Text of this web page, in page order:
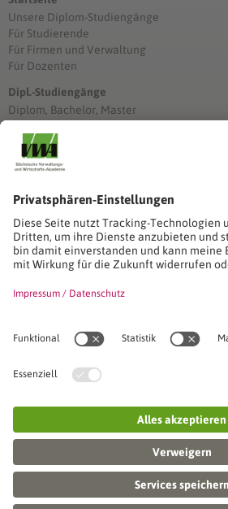
Unsere Diplom-Studiengänge
Für Studierende
Für Firmen und Verwaltung
Für Dozenten
Dipl.-Studiengänge
Diplom, Bachelor, Master
Stimmen unserer Absolventinnen und
Stimmen unserer Absolventinnen und
Seminare
Seminardatenbank
Inhouseanfragen
Seminarreihen
VWA stellt sich vor
Unser SVWA-Team
Veranstaltungsorte und Raumanmietung
Online-Campus